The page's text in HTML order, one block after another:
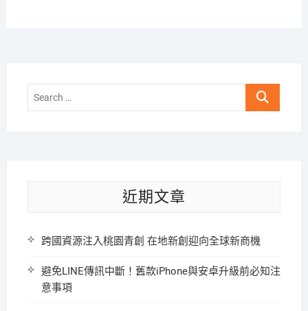
Search
近期文章
跨國資源注入桃園青創 在地新創迎向全球新商機
避免LINE傳訊中斷！舊款iPhone與安卓升級前必知注
意事項